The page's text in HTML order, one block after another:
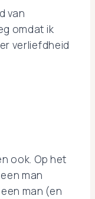
van
omdat ik
verliefdheid
ook. Op het
man
man (en